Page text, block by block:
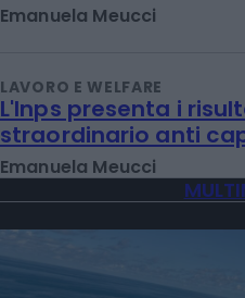
Emanuela Meucci
LAVORO E WELFARE
L'Inps presenta i
straordinario anti
Emanuela Meucci